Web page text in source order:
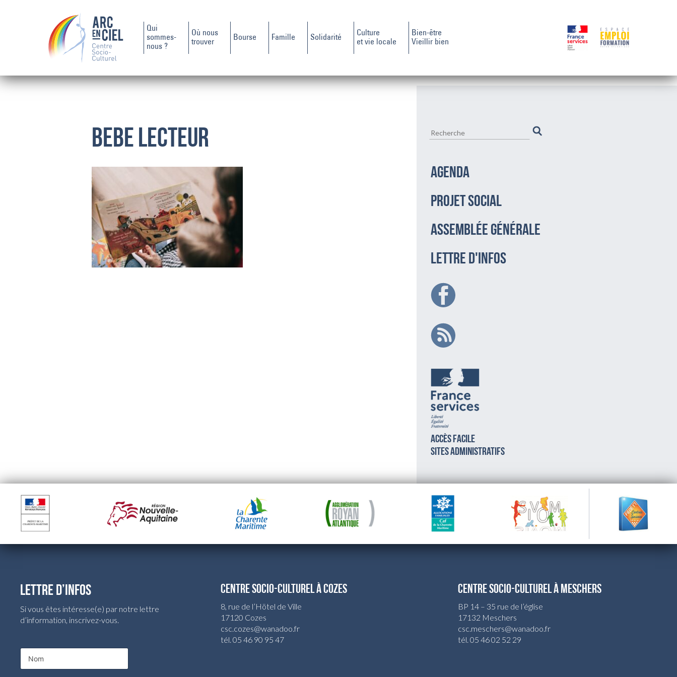
Qui
sommes-
nous ?
Où nous
trouver
Bourse Famille Solidarité
Culture
et vie locale
Bien-être
Vieillir bien
BEBE LECTEUR
AGENDA
PROJET SOCIAL
assemblée générale
LETTRE D'INFOS
Accès facile
sites administratifs
LETTRE D’INFOS
Si vous êtes intéresse(e) par notre lettre
d’information, inscrivez-vous.
E
N
m
CENTRE SOCIO-CULTUREL À COZES
8, rue de l’Hötel de Ville
17120 Cozes
csc.cozes@wanadoo.fr
tél. 05 46 90 95 47
CENTRE SOCIO-CULTUREL À MESCHERS
BP 14 – 35 rue de l’église
17132 Meschers
csc.meschers@wanadoo.fr
tél. 05 46 02 52 29